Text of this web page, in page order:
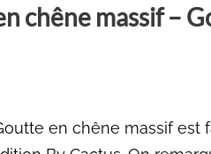
chêne massif –
en chêne massif est